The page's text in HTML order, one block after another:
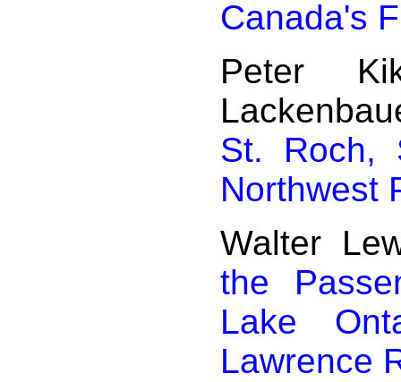
Canada's
Peter
St. Roch,
Northwest
Walter
the
Lake
Lawrence